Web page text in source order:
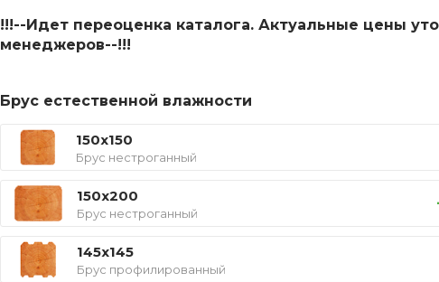
!!!--Идет переоценка каталога. Актуальные цены
менеджеров--!!!
Брус естественной влажности
150x150
Брус нестроганный
150x200
Брус нестроганный
145x145
Брус профилированный